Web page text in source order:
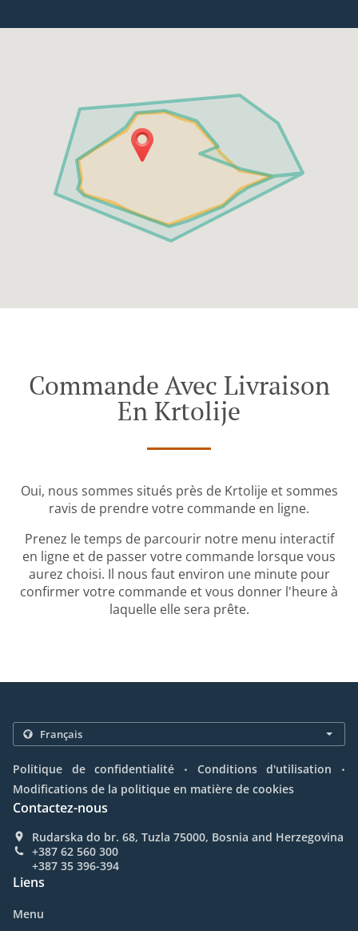
Commande Avec Livraison
En Krtolije
Oui, nous sommes situés près de Krtolije et sommes
ravis de prendre votre commande en ligne.
Prenez le temps de parcourir notre menu interactif
en ligne et de passer votre commande lorsque vous
aurez choisi. Il nous faut environ une minute pour
confirmer votre commande et vous donner l'heure à
laquelle elle sera prête.
Politique de confidentialité . Conditions d'utilisation .
Modifications de la politique en matière de cookies
Contactez-nous
Rudarska do br. 68, Tuzla 75000, Bosnia and Herzegovina
+387 62 560 300
+387 35 396-394
Liens
Menu